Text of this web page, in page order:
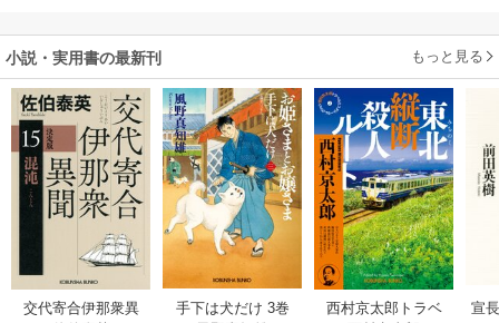
小説・実用書の最新刊 もっと見る
交代寄合伊那衆異
手下は犬だけ 3巻
西村京太郎トラベ
宣